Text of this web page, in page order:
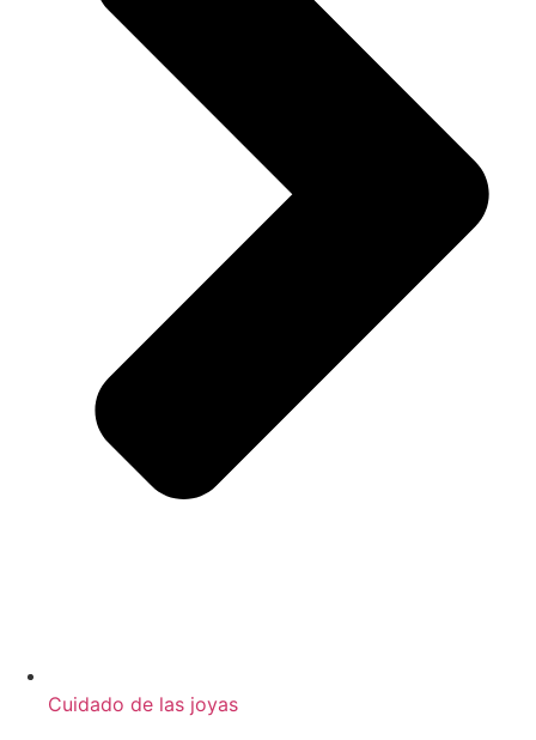
Cuidado de las joyas